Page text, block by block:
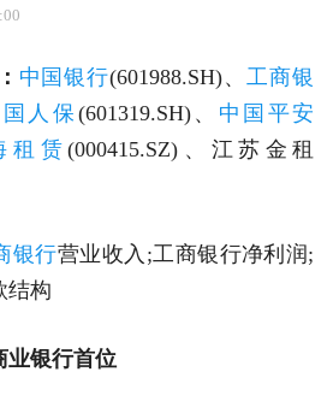
中国银行(601988.SH)、 工商银
人保 (601319.SH)、 中国平安
租赁(000415.SZ)、江苏金租
银行营业收入;工商银行净利润;
结构
业银行首位